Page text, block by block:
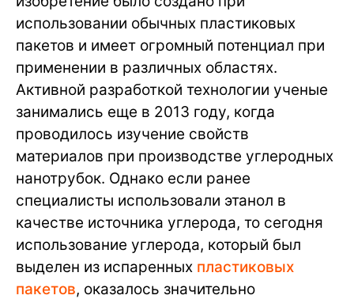
использовании обычных пластиковых
пакетов и имеет огромный потенциал при
применении в различных областях.
Активной разработкой технологии ученые
занимались еще в 2013 году, когда
проводилось изучение свойств
материалов при производстве углеродных
нанотрубок. Однако если ранее
специалисты использовали этанол в
качестве источника углерода, то сегодня
использование углерода, который был
выделен из испаренных пластиковых
пакетов, оказалось значительно